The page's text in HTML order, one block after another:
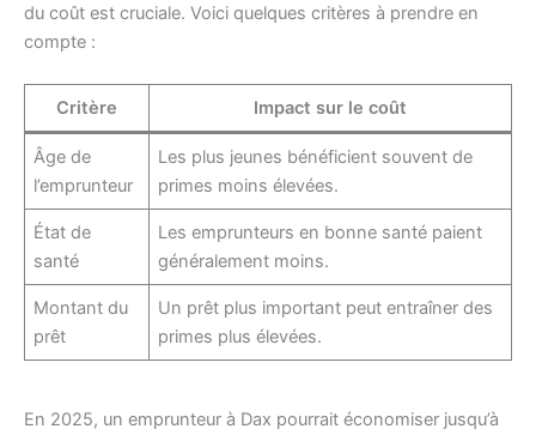
du coût est cruciale. Voici quelques critères à prendre en
compte :
Critère Impact sur le coût
Âge de
l’emprunteur
Les plus jeunes bénéficient souvent de
primes moins élevées.
État de
santé
Les emprunteurs en bonne santé paient
généralement moins.
Montant du
prêt
Un prêt plus important peut entraîner des
primes plus élevées.
En 2025, un emprunteur à Dax pourrait économiser jusqu’à